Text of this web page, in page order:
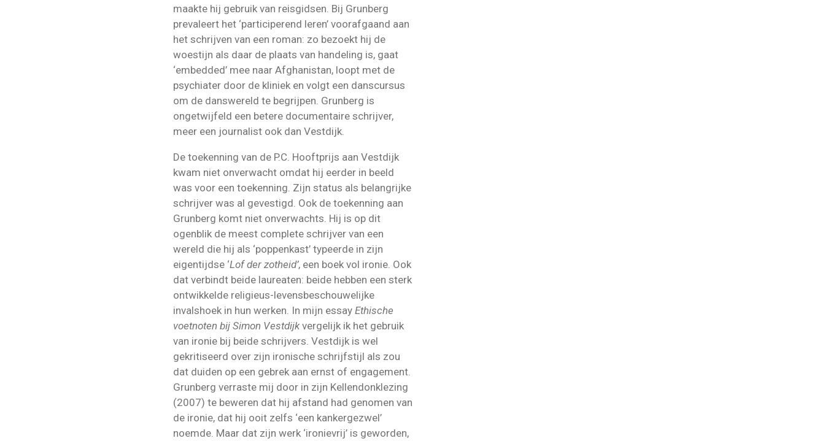
maakte hij gebruik van reisgidsen. Bij Grunberg
prevaleert het ‘participerend leren’ voorafgaand aan
het schrijven van een roman: zo bezoekt hij de
woestijn als daar de plaats van handeling is, gaat
‘embedded’ mee naar Afghanistan, loopt met de
psychiater door de kliniek en volgt een danscursus
om de danswereld te begrijpen. Grunberg is
ongetwijfeld een betere documentaire schrijver,
meer een journalist ook dan Vestdijk.
De toekenning van de P.C. Hooftprijs aan Vestdijk
kwam niet onverwacht omdat hij eerder in beeld
was voor een toekenning. Zijn status als belangrijke
schrijver was al gevestigd. Ook de toekenning aan
Grunberg komt niet onverwachts. Hij is op dit
ogenblik de meest complete schrijver van een
wereld die hij als ‘poppenkast’ typeerde in zijn
eigentijdse ‘Lof der zotheid’, een boek vol ironie. Ook
dat verbindt beide laureaten: beide hebben een sterk
ontwikkelde religieus-levensbeschouwelijke
invalshoek in hun werken. In mijn essay Ethische
voetnoten bij Simon Vestdijkvergelijk ik het gebruik
van ironie bij beide schrijvers. Vestdijk is wel
gekritiseerd over zijn ironische schrijfstijl als zou
dat duiden op een gebrek aan ernst of engagement.
Grunberg verraste mij door in zijn Kellendonklezing
(2007) te beweren dat hij afstand had genomen van
de ironie, dat hij ooit zelfs ‘een kankergezwel’
noemde. Maar dat zijn werk ‘ironievrij’ is geworden,